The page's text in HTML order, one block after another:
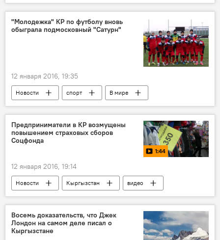
Национальный банк
доллар
интервенция
объем
курс доллара
рост
"Молодежка" КР по футболу вновь
обыграла подмосковный "Сатурн"
12 января 2016, 19:35
Новости спорт
В мире
футбол
победа
молодежь
Россия
Предприниматели в КР возмущены
повышением страховых сборов
Соцфонда
1:44
12 января 2016, 19:14
Новости Кыргызстан
видео
Общество
Бишкек
налоги
рынок
предприниматель пенсия
Восемь доказательств, что Джек
Лондон на самом деле писал о
Кыргызстане